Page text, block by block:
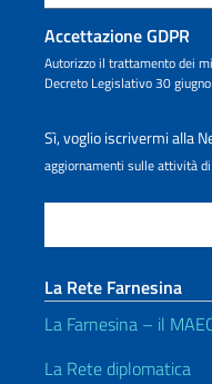
Accettazione GDPR
Autorizzo il trattamento dei
Decreto Legislativo 30
Sì, voglio iscrivermi alla
aggiornamenti sulle attività
La Rete Farnesina
La Farnesina – il
La Rete diplomatica